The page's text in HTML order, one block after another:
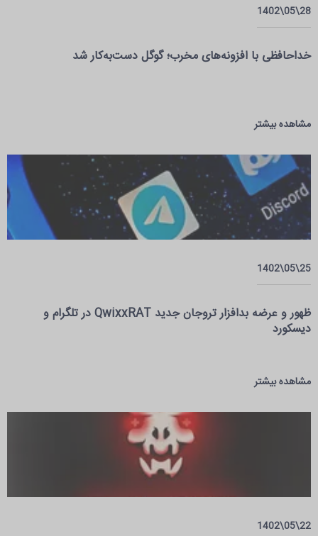
28\05\1402
خداحافظی با افزونه‌های مخرب؛ گوگل دست‌به‌کار شد
مشاهده بیشتر
25\05\1402
ظهور و عرضه بدافزار تروجان جدید QwixxRAT در تلگرام و
دیسکورد
مشاهده بیشتر
22\05\1402